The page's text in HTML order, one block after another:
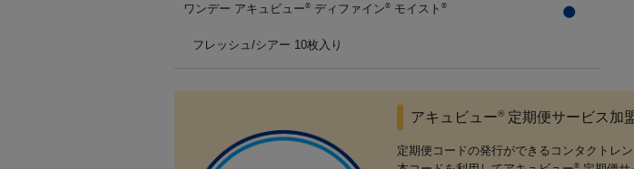
ワンデー アキュビュー® ディファイン® モイスト ®
フレッシュ/シアー 10枚入り
アキュビュー® 定期便サービス加
定期便コードの発行ができるコンタクトレン
®